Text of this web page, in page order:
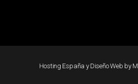
Hosting España y Diseño Web by